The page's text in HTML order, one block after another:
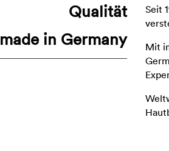
Qualität
made in Germany
Seit
Mit